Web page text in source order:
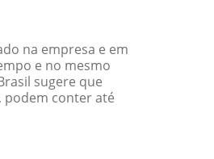
na empresa e em
e no mesmo
sugere que
podem conter até